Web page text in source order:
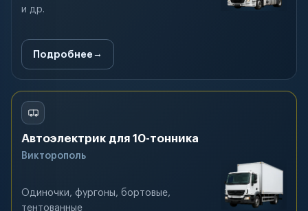
и др.
Подробнее
Автоэлектрик для 10-тонника
Викторополь
Одиночки, фургоны, бортовые,
тентованные